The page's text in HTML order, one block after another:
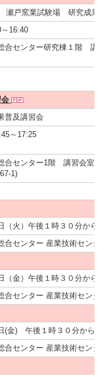
瀬戸窯業試験場 研究成果
16:40
合センター研究棟１階 講
普及講習会
～17:25
合センター1階 講習会室
1)
（火）午後１時３０分から
合センター 産業技術セン
（金）午後１時３０分から
合センター 産業技術セン
(金) 午後１時３０分から
合センター 産業技術セン